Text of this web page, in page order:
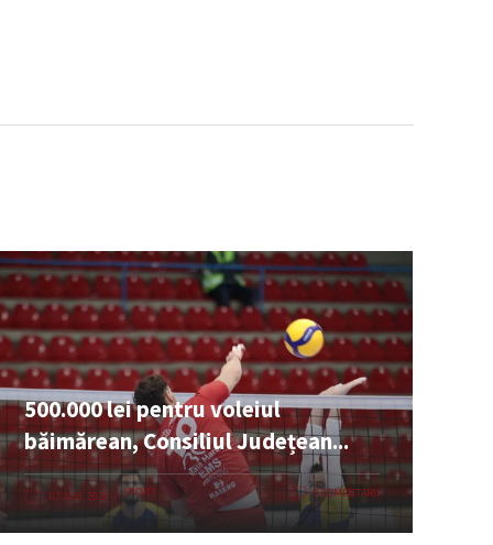
500.000 lei pentru voleiul
băimărean, Consiliul Județean...
07 AUG. 2026 SPORT 0 COMENTARII